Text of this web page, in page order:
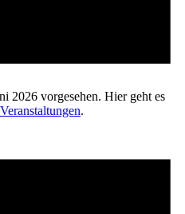
2026 vorgesehen. Hier geht es
.